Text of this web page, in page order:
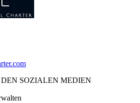
SOZIALEN MEDIEN